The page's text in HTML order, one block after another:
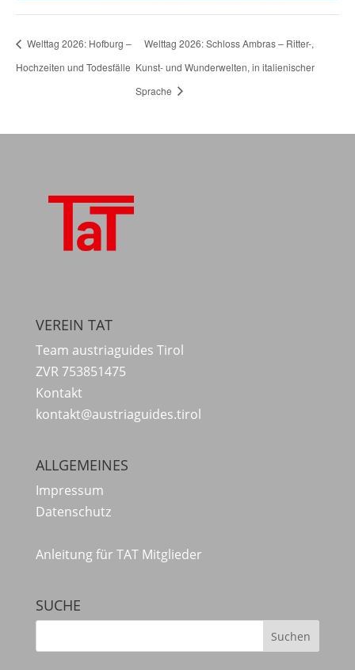
Welttag 2026: Hofburg –
Hochzeiten und Todesfälle
Welttag 2026: Schloss Ambras – Ritter-,
Kunst- und Wunderwelten, in italienischer
Sprache
VEREIN TAT
Team austriaguides Tirol
ZVR 753851475
Kontakt
kontakt@austriaguides.tirol
ALLGEMEINES
Impressum
Datenschutz
Anleitung für TAT Mitglieder
SUCHE